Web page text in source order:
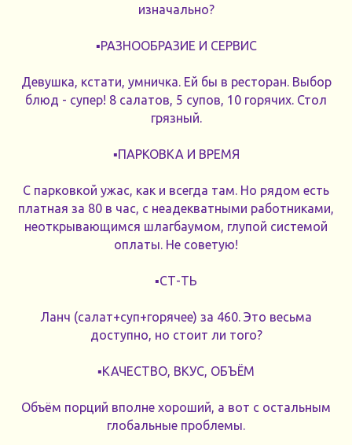
изначально?
▪️РАЗНООБРАЗИЕ И СЕРВИС
Девушка, кстати, умничка. Ей бы в ресторан. Выбор
блюд - супер! 8 салатов, 5 супов, 10 горячих. Стол
грязный.
▪️ПАРКОВКА И ВРЕМЯ
С парковкой ужас, как и всегда там. Но рядом есть
платная за 80 в час, с неадекватными работниками,
неоткрывающимся шлагбаумом, глупой системой
оплаты. Не советую!
▪️СТ-ТЬ
Ланч (салат+суп+горячее) за 460. Это весьма
доступно, но стоит ли того?
▪️КАЧЕСТВО, ВКУС, ОБЪЁМ
Объём порций вполне хороший, а вот с остальным
глобальные проблемы.